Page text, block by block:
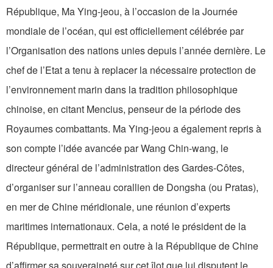
République, Ma Ying-jeou, à l’occasion de la Journée
mondiale de l’océan, qui est officiellement célébrée par
l’Organisation des nations unies depuis l’année dernière. Le
chef de l’Etat a tenu à replacer la nécessaire protection de
l’environnement marin dans la tradition philosophique
chinoise, en citant Mencius, penseur de la période des
Royaumes combattants. Ma Ying-jeou a également repris à
son compte l’idée avancée par Wang Chin-wang, le
directeur général de l’administration des Gardes-Côtes,
d’organiser sur l’anneau corallien de Dongsha (ou Pratas),
en mer de Chine méridionale, une réunion d’experts
maritimes internationaux. Cela, a noté le président de la
République, permettrait en outre à la République de Chine